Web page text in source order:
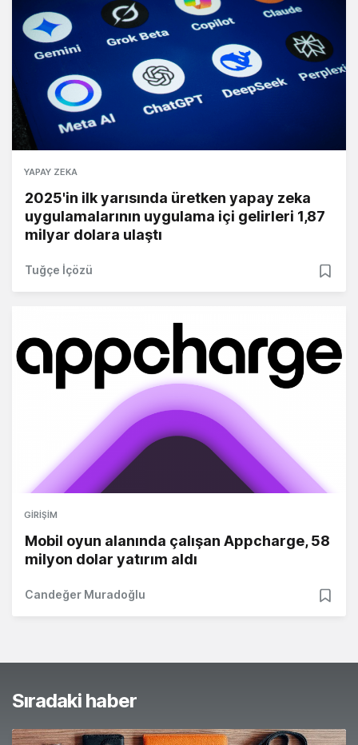
YAPAY ZEKA
2025'in ilk yarısında üretken yapay zeka
uygulamalarının uygulama içi gelirleri 1,87
milyar dolara ulaştı
Tuğçe İçözü
GIRIŞIM
Mobil oyun alanında çalışan Appcharge, 58
milyon dolar yatırım aldı
Candeğer Muradoğlu
Sıradaki haber